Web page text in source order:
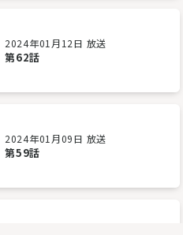
2024年01月12日 放送
第62話
2024年01月09日 放送
第59話